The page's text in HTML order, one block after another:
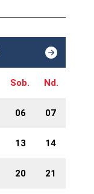
Sob. Nd.
06 07
13 14
20 21